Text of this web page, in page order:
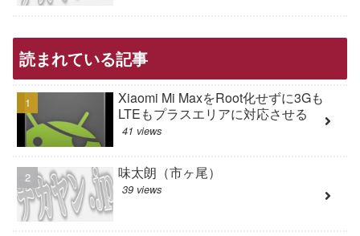
読まれている記事
Xiaomi Mi MaxをRoot化せずに3Gも
LTEもプラスエリアに対応させる
41 views
味太朗（市ヶ尾）
39 views